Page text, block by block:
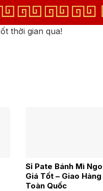
thời gian qua!
Sỉ Pate Bánh Mì
Giá Tốt – Giao Hàng
Toàn Quốc